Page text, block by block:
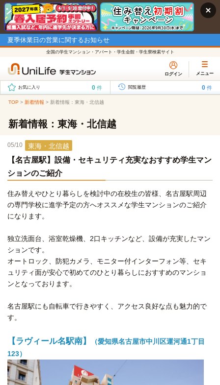
夏季休業日の営業に関するお知らせ
全国の学生マンション・アパート・学生会館・学生寮検索サイト
ログイン メニュー
お気に入り 0 件 閲覧履歴 0 件
TOP > 新着情報 > 新着情報：東海・北信越
新着情報：東海・北信越
05/10 東海・北信越
【名古屋駅】設備・セキュリティ充実なおすすめ学生マン
ションのご紹介
住み替えやひとり暮らしを検討中の在校生の皆様、名古屋駅周辺
の専門学校に進学予定の方へオススメな学生マンションのご紹介
になります。
独立洗面台、浴室乾燥機、2口キッチンなど、設備が充実したマン
ションです。
オートロック、防犯カメラ、モニター付インターフォン等、セキ
ュリティ面が安心で初めてのひとり暮らしにおすすめのマンショ
ンとなっております。
名古屋駅にも自転車で行きやすく、アクセス良好な点も魅力的で
す。
【ラヴィール名駅南】
（愛知県名古屋市中川区運河通1丁目
123）